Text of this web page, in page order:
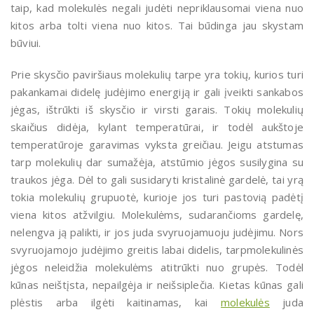
taip, kad molekulės negali judėti nepriklausomai viena nuo
kitos arba tolti viena nuo kitos. Tai būdinga jau skystam
būviui.
Prie skysčio paviršiaus molekulių tarpe yra tokių, kurios turi
pakankamai didelę judėjimo energiją ir gali įveikti sankabos
jėgas, ištrūkti iš skysčio ir virsti garais. Tokių molekulių
skaičius didėja, kylant temperatūrai, ir todėl aukštoje
temperatūroje garavimas vyksta greičiau. Jeigu atstumas
tarp molekulių dar sumažėja, atstūmio jėgos susilygina su
traukos jėga. Dėl to gali susidaryti kristalinė gardelė, tai yrą
tokia molekulių grupuotė, kurioje jos turi pastovią padėtį
viena kitos atžvilgiu. Molekulėms, sudarančioms gardelę,
nelengva ją palikti, ir jos juda svyruojamuoju judėjimu. Nors
svyruojamojo judėjimo greitis labai didelis, tarpmolekulinės
jėgos neleidžia molekulėms atitrūkti nuo grupės. Todėl
kūnas neištįsta, nepailgėja ir neišsiplečia. Kietas kūnas gali
plėstis arba ilgėti kaitinamas, kaimolekulės juda